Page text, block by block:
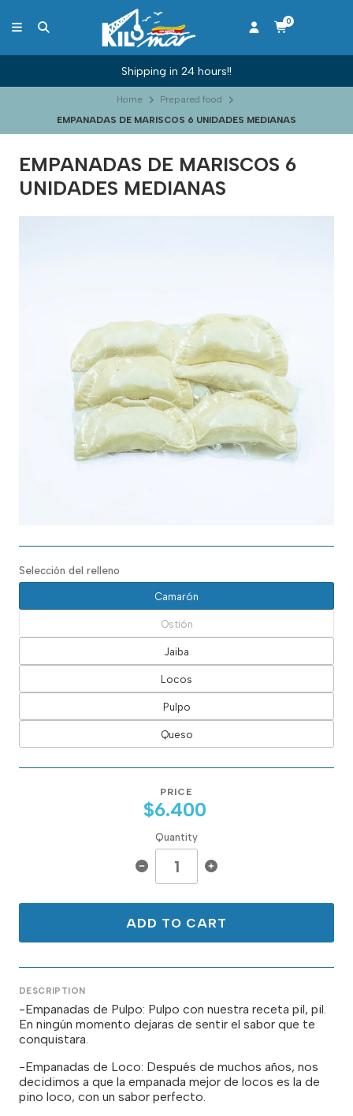
0
Shipping in 24 hours!!
Home
Prepared food
EMPANADAS DE MARISCOS 6 UNIDADES MEDIANAS
EMPANADAS DE MARISCOS 6
UNIDADES MEDIANAS
Selección del relleno
Camarón
Ostión
Jaiba
Locos
Pulpo
Queso
PRICE
$6.400
Quantity
ADD TO CART
DESCRIPTION
-Empanadas de Pulpo: Pulpo con nuestra receta pil, pil.
En ningún momento dejaras de sentir el sabor que te
conquistara.
-Empanadas de Loco: Después de muchos años, nos
decidimos a que la empanada mejor de locos es la de
pino loco, con un sabor perfecto.